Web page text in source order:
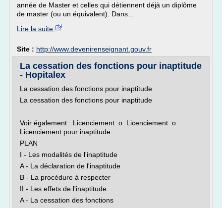
année de Master et celles qui détiennent déjà un diplôme
de master (ou un équivalent). Dans...
Lire la suite
Site : http://www.devenirenseignant.gouv.fr
La cessation des fonctions pour inaptitude
- Hopitalex
La cessation des fonctions pour inaptitude
La cessation des fonctions pour inaptitude
Voir également : Licenciement o Licenciement o
Licenciement pour inaptitude
PLAN
I - Les modalités de l'inaptitude
A - La déclaration de l'inaptitude
B - La procédure à respecter
II - Les effets de l'inaptitude
A - La cessation des fonctions